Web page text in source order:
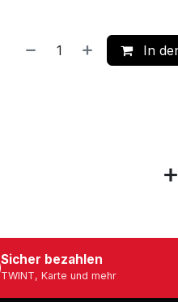
In
Sicher bezahlen
TWINT, Karte und mehr